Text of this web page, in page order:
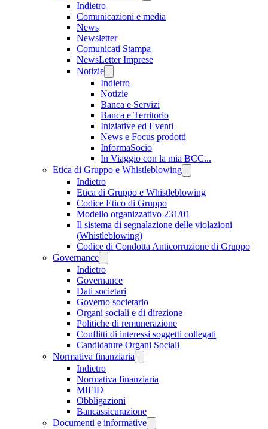
Indietro
Comunicazioni e media
News
Newsletter
Comunicati Stampa
NewsLetter Imprese
Notizie
Indietro
Notizie
Banca e Servizi
Banca e Territorio
Iniziative ed Eventi
News e Focus prodotti
InformaSocio
In Viaggio con la mia BCC...
Etica di Gruppo e Whistleblowing
Indietro
Etica di Gruppo e Whistleblowing
Codice Etico di Gruppo
Modello organizzativo 231/01
Il sistema di segnalazione delle violazioni
(Whistleblowing)
Codice di Condotta Anticorruzione di Gruppo
Governance
Indietro
Governance
Dati societari
Governo societario
Organi sociali e di direzione
Politiche di remunerazione
Conflitti di interessi soggetti collegati
Candidature Organi Sociali
Normativa finanziaria
Indietro
Normativa finanziaria
MIFID
Obbligazioni
Bancassicurazione
Documenti e informative